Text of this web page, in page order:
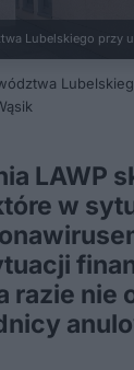
Lubelskiego przy
LAWP
w
razie nie